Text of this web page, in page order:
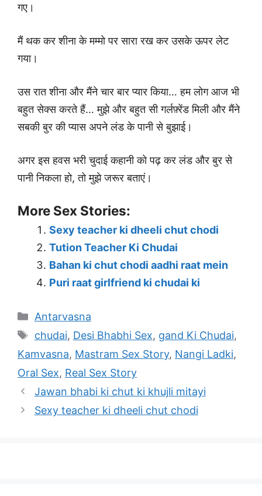
गए।
मैं थक कर शीना के मम्मो पर सारा रख कर उसके ऊपर लेट
गया।
उस रात शीना और मैंने चार बार प्यार किया… हम लोग आज भी
बहुत सेक्स करते हैं… मुझे और बहुत सी गर्लफ़्रेंड मिली और मैंने
सबकी बुर की प्यास अपने लंड के पानी से बुझाई।
अगर इस हवस भरी चुदाई कहानी को पढ़ कर लंड और बुर से
पानी निकला हो, तो मुझे जरूर बताएं।
More Sex Stories:
Sexy teacher ki dheeli chut chodi
Tution Teacher Ki Chudai
Bahan ki chut chodi aadhi raat mein
Puri raat girlfriend ki chudai ki
Categories
Antarvasna
Tags
chudai, Desi Bhabhi Sex, gand Ki Chudai,
Kamvasna, Mastram Sex Story, Nangi Ladki,
Oral Sex, Real Sex Story
Jawan bhabi ki chut ki khujli mitayi
Sexy teacher ki dheeli chut chodi